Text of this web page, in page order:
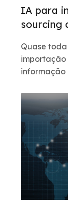
IA para
sourcing
Quase
importação
informação